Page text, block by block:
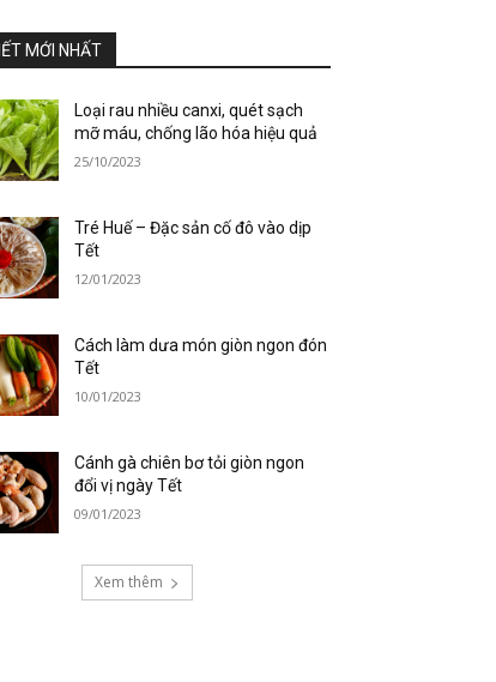
MỚI NHẤT
Loại rau nhiều canxi, quét sạch
mỡ máu, chống lão hóa hiệu quả
25/10/2023
Tré Huế – Đặc sản cố đô vào dịp
Tết
12/01/2023
Cách làm dưa món giòn ngon đón
Tết
10/01/2023
Cánh gà chiên bơ tỏi giòn ngon
đổi vị ngày Tết
09/01/2023
Xem thêm